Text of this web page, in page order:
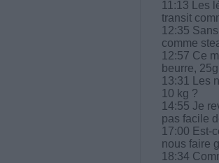
11:13 Les
transit
12:35
comme
12:57 Ce
beurre,
13:31 Les
10 kg ?
14:55 Je
pas facile
17:00 Est-
nous faire
18:34